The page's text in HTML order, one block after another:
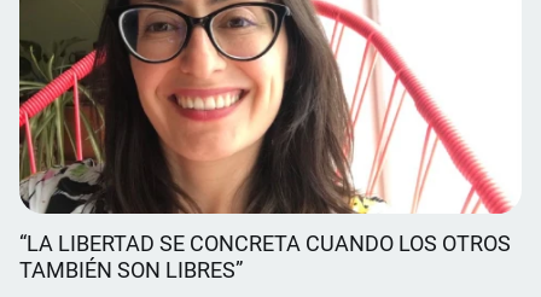
“LA LIBERTAD SE CONCRETA CUANDO LOS OTROS
TAMBIÉN SON LIBRES”